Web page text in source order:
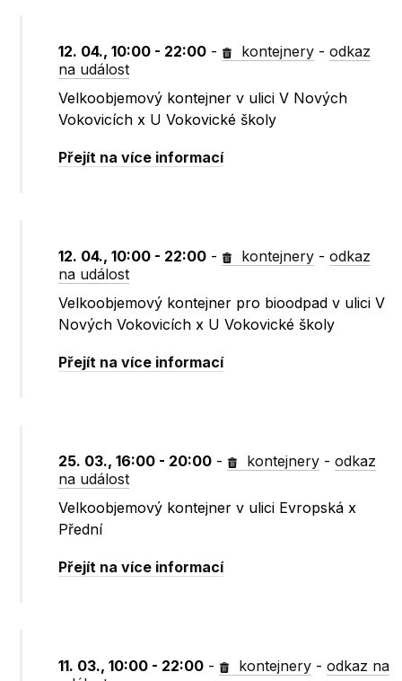
12. 04., 10:00 - 22:00 - kontejnery -odkaz
na událost
Velkoobjemový kontejner v ulici V Nových
Vokovicích x U Vokovické školy
Přejít na více informací
12. 04., 10:00 - 22:00 - kontejnery -odkaz
na událost
Velkoobjemový kontejner pro bioodpad v ulici V
Nových Vokovicích x U Vokovické školy
Přejít na více informací
25. 03., 16:00 - 20:00 - kontejnery -odkaz
na událost
Velkoobjemový kontejner v ulici Evropská x
Přední
Přejít na více informací
11. 03., 10:00 - 22:00 - kontejnery -odkaz na